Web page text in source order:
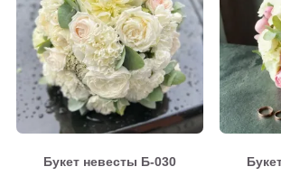
Букет невесты Б-030